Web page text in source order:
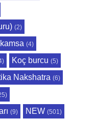
(2)
(4)
Koç burcu (5)
Nakshatra (6)
(9) NEW (501)